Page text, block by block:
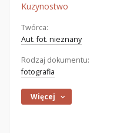
Kuzynostwo
Twórca:
Aut. fot. nieznany
Rodzaj dokumentu:
fotografia
Więcej